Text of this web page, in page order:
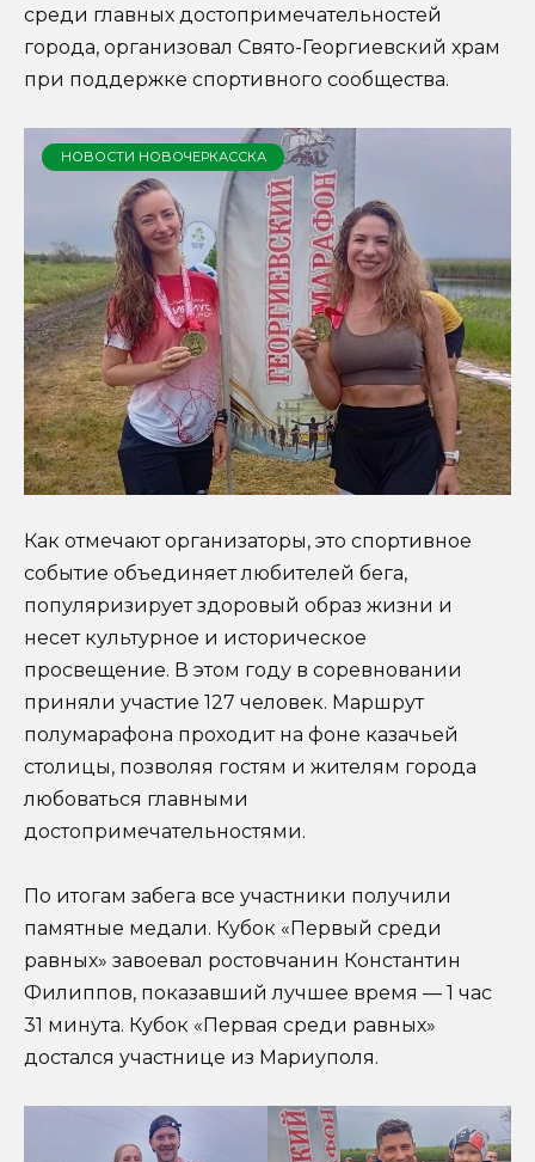
среди главных достопримечательностей
города, организовал Свято-Георгиевский храм
при поддержке спортивного сообщества.
НОВОСТИ НОВОЧЕРКАССКА
Как отмечают организаторы, это спортивное
событие объединяет любителей бега,
популяризирует здоровый образ жизни и
несет культурное и историческое
просвещение. В этом году в соревновании
приняли участие 127 человек. Маршрут
полумарафона проходит на фоне казачьей
столицы, позволяя гостям и жителям города
любоваться главными
достопримечательностями.
По итогам забега все участники получили
памятные медали. Кубок «Первый среди
равных» завоевал ростовчанин Константин
Филиппов, показавший лучшее время — 1 час
31 минута. Кубок «Первая среди равных»
достался участнице из Мариуполя.